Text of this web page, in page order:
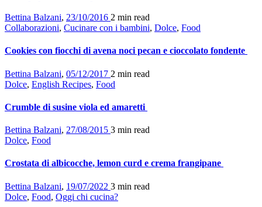
Bettina Balzani, 23/10/2016 2 min read
Collaborazioni, Cucinare con i bambini, Dolce, Food
Cookies con fiocchi di avena noci pecan e cioccolato fondente
Bettina Balzani, 05/12/2017 2 min read
Dolce, English Recipes, Food
Crumble di susine viola ed amaretti
Bettina Balzani, 27/08/2015 3 min read
Dolce, Food
Crostata di albicocche, lemon curd e crema frangipane
Bettina Balzani, 19/07/2022 3 min read
Dolce, Food, Oggi chi cucina?